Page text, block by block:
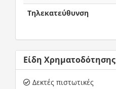
Τηλεκατεύθυνση
Είδη Χρηματοδότησης
Δεκτές πιστωτικές